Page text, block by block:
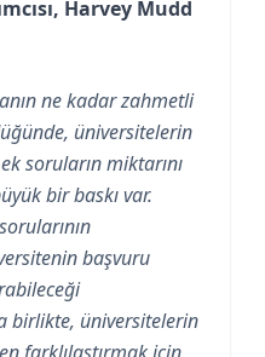
Harvey Mudd
ne kadar zahmetli
üniversitelerin
soruların miktarını
bir baskı var.
başvuru
birlikte, üniversitelerin
farklılaştırmak için